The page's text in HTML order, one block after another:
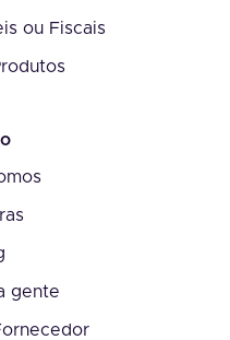
ou Fiscais
gente